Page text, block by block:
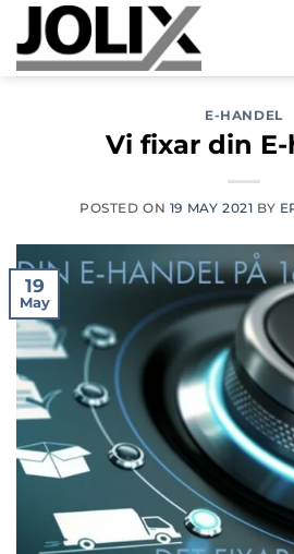
to
content
E-HANDEL
Vi fixar din
POSTED ON 19 MAY 2021 BY
19
May